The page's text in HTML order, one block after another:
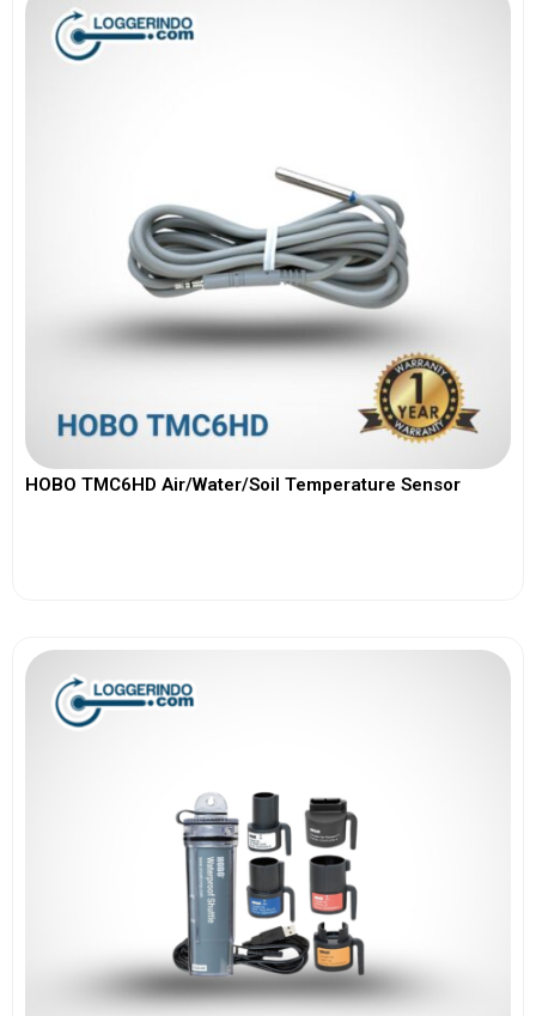
HOBO TMC6HD Air/Water/Soil Temperature Sensor